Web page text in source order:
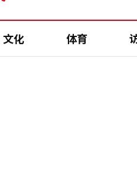
文化 体育